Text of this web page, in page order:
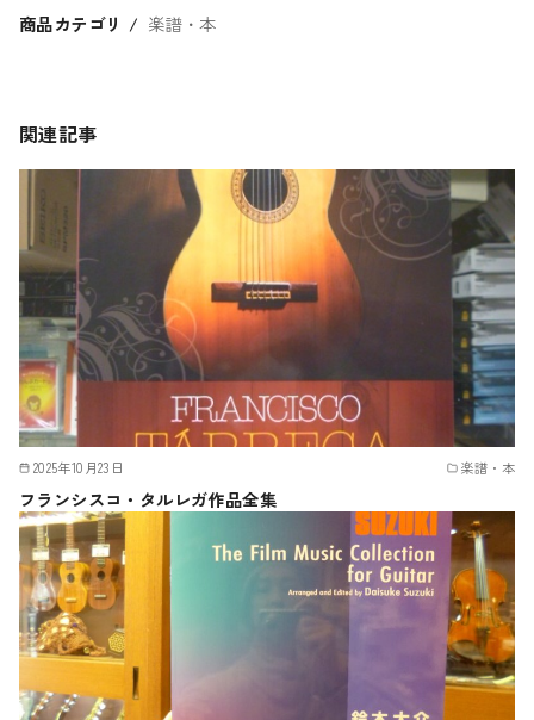
商品カテゴリ 楽譜・本
関連記事
2025年10月23日 楽譜・本
フランシスコ・タルレガ作品全集